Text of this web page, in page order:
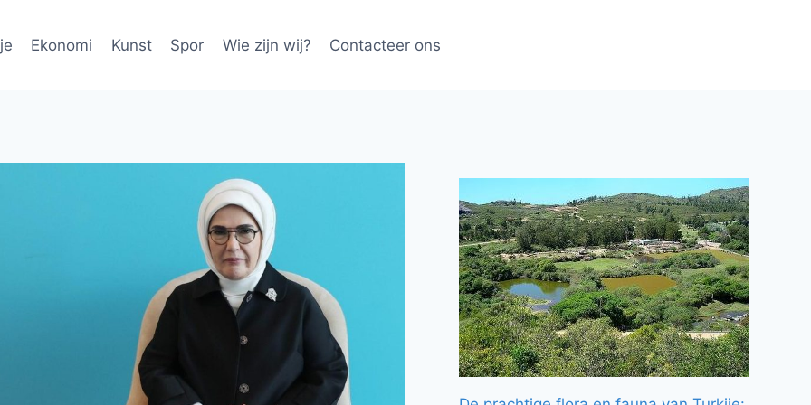
Ekonomi Kunst Spor Wie zijn wij? Contacteer ons